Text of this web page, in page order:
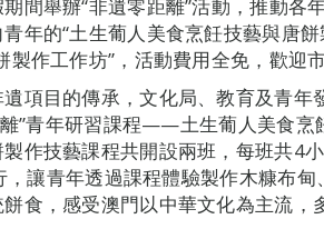
間舉辦“非遺零距離”活動，推動各
年的“土生葡人美食烹飪技藝與唐餅
作工作坊”，活動費用全免，歡迎
項目的傳承，文化局、教育及青年
”青年研習課程——土生葡人美食烹
作技藝課程共開設兩班，每班共4
讓青年透過課程體驗製作木糠布甸
食，感受澳門以中華文化為主流，